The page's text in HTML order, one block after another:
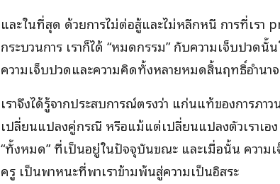
และในที่สุด ด้วยการไม่ต่อสู้และไม่หลีกหนี การที่เร
กระบวนการ เราก็ได้ “หมดกรรม” กับความเจ็บปว
ความเจ็บปวดและความคิดทั้งหลายหมดสิ้นฤทธิ์อำนา
เราจึงได้รู้จากประสบการณ์ตรงว่า แก่นแท้ของการภา
เปลี่ยนแปลงคู่กรณี หรือแม้แต่เปลี่ยนแปลงตัวเราเอ
“ทั้งหมด” ที่เป็นอยู่ในปัจจุบันขณะ และเมื่อนั้น ความ
ครู เป็นพาหนะที่พาเราข้ามพ้นสู่ความเป็นอิสระ